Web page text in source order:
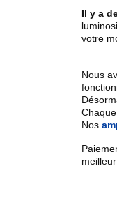
Il y a
votre
Nous
Nos